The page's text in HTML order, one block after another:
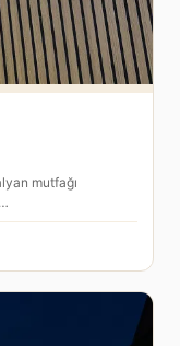
mutfağı